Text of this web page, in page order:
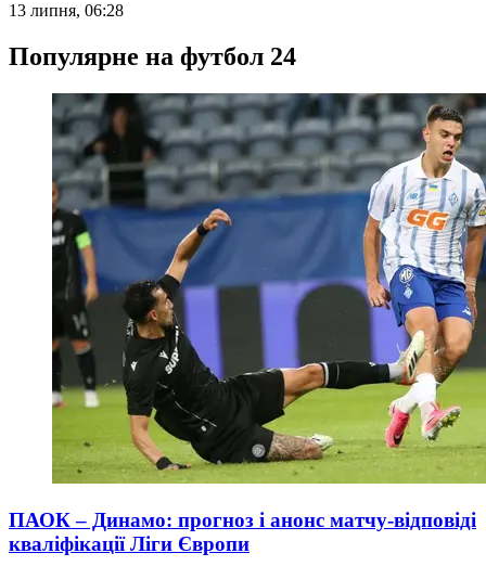
13 липня, 06:28
Популярне на футбол 24
ПАОК – Динамо: прогноз і анонс матчу-відповіді
кваліфікації Ліги Європи